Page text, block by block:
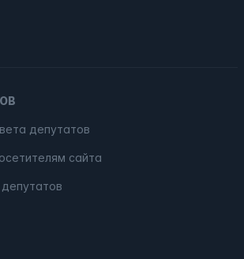
депутатов
сайта